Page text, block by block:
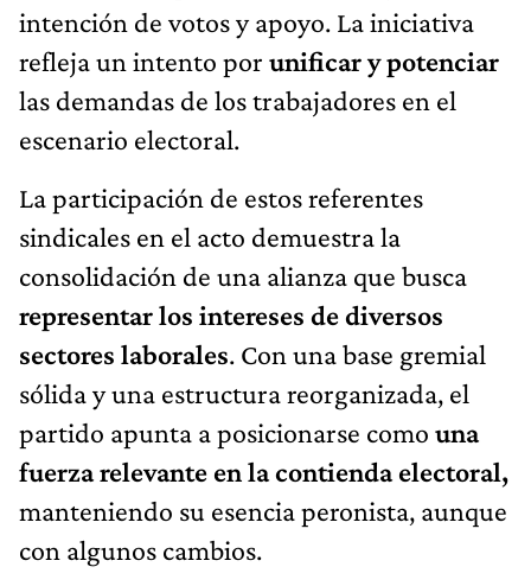
intención de votos y apoyo. La iniciativa
refleja un intento por unificar y potenciar
las demandas de los trabajadores en el
escenario electoral.
La participación de estos referentes
sindicales en el acto demuestra la
consolidación de una alianza que busca
representar los intereses de diversos
sectores laborales. Con una base gremial
sólida y una estructura reorganizada, el
partido apunta a posicionarse como una
fuerza relevante en la contienda electoral,
manteniendo su esencia peronista, aunque
con algunos cambios.